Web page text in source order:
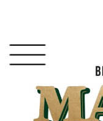
hoofdnavigatie
hoofd
inhoud